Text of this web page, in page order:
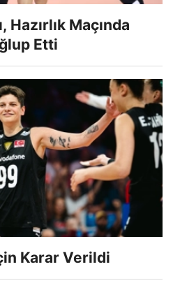
Maçında
Etti
Karar Verildi